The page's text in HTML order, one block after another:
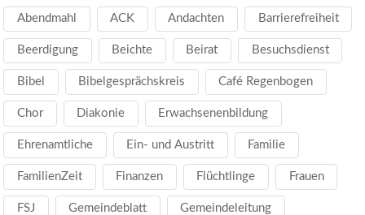
Abendmahl ACK Andachten Barrierefreiheit
Beerdigung Beichte Beirat Besuchsdienst
Bibel Bibelgesprächskreis Café Regenbogen
Chor Diakonie Erwachsenenbildung
Ehrenamtliche Ein- und Austritt Familie
FamilienZeit Finanzen Flüchtlinge Frauen
FSJ Gemeindeblatt Gemeindeleitung